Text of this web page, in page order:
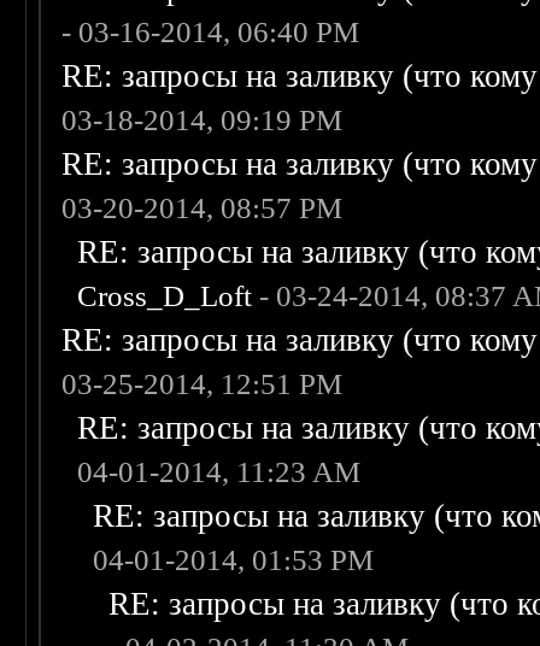
- 03-16-2014, 06:40 PM
RE: запросы на заливку (что
03-18-2014, 09:19 PM
RE: запросы на заливку (что
03-20-2014, 08:57 PM
RE: запросы на заливку (что
Cross_D_Loft - 03-24-2014, 08:37
RE: запросы на заливку (что
03-25-2014, 12:51 PM
RE: запросы на заливку (что
04-01-2014, 11:23 AM
RE: запросы на заливку (что
04-01-2014, 01:53 PM
RE: запросы на заливку (что